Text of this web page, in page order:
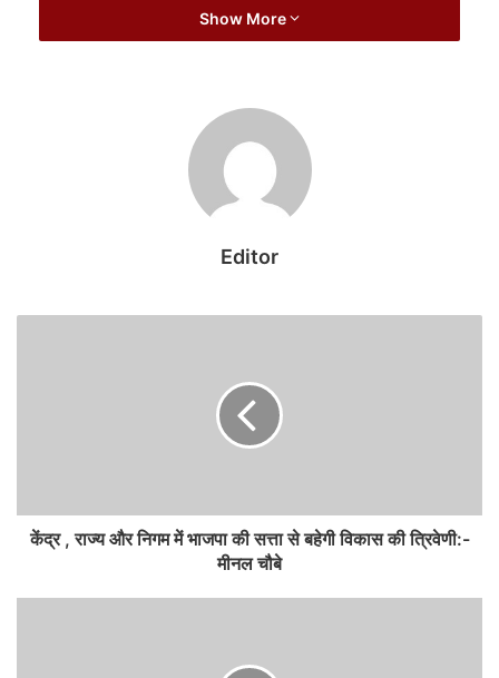
August 8, 2026
सीड बॉल से हरियाली की ओर बढ़े पिपरिया के विद्यार्थी
August 8, 2026
आबकारी सचिव ने अधिकारियों को निर्देशित किया कि मदिरा दुकानों में उपभोक्ताओं
विशेष ध्यान देने के लिए "मनपसंद" मोबाइल ऐप और टोल-फ्री नंबर 14405 के
माध्यम से प्राप्त शिकायतों का समयबद्ध एवं गुणवत्तापूर्ण समाधान करने के निर्देश
आबकारी कर्मचारियों के लिए प्रशिक्षण एवं वित्तीय अनुशासन
आबकारी सचिव ने फील्ड में कार्यरत आबकारी आरक्षकों के लिए प्रशिक्षण कार्यक्रम
आयोजित करने और इसके लिए जिला स्तर पर समन्वय कर कार्ययोजना तैयार करने
हो और मदिरा में किसी भी प्रकार की मिलावट न हो, इसे कड़ाई से सुनिश्चित करने
Show More
Editor
केंद्र , राज्य और निगम में भाजपा की सत्ता से बहेगी विकास की त्रिवेणी:-
मीनल चौबे